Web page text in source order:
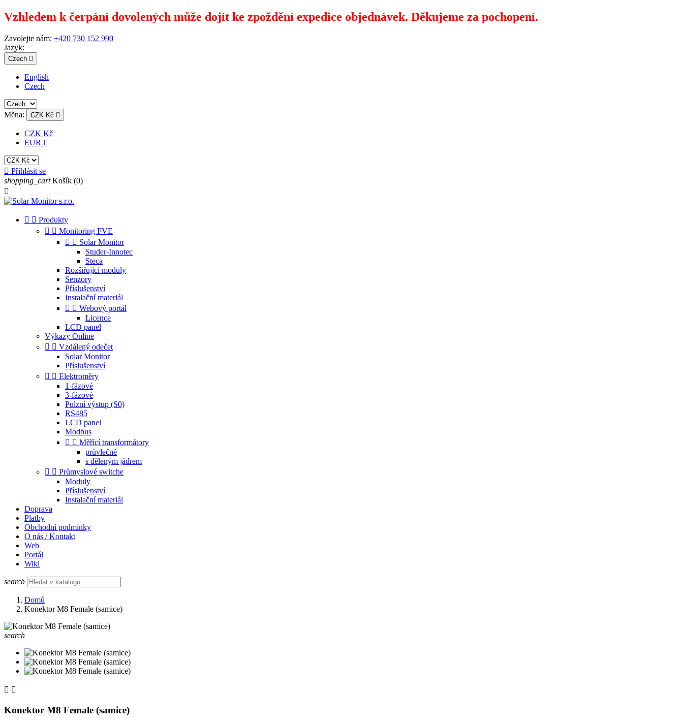
Vzhledem k čerpání dovolených může dojít ke zpoždění expedice objednávek. Děkujeme za pochopení.
Zavolejte nám: +420 730 152 990
Jazyk:
Czech 
English
Czech
Měna: CZK Kč 
CZK Kč
EUR €
 Přihlásit se
shopping_cart Košík (0)

  Produkty
  Monitoring FVE
  Solar Monitor
Studer-Innotec
Steca
Rozšiřující moduly
Senzory
Příslušenství
Instalační materiál
  Webový portál
Licence
LCD panel
Výkazy Online
  Vzdálený odečet
Solar Monitor
Příslušenství
  Elektroměry
1-fázové
3-fázové
Pulzní výstup (S0)
RS485
LCD panel
Modbus
  Měřící transformátory
průvlečné
s děleným jádrem
  Průmyslové switche
Moduly
Příslušenství
Instalační materiál
Doprava
Platby
Obchodní podmínky
O nás / Kontakt
Web
Portál
Wiki
search
Domů
Konektor M8 Female (samice)
search
 
Konektor M8 Female (samice)